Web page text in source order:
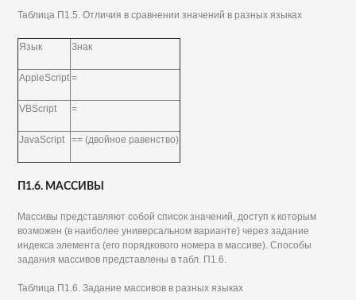
Таблица П1.5. Отличия в сравнении значений в разных языках
Язык Знак
AppleScript =
VBScript =
JavaScript == (двойное равенство)
П1.6. МАССИВЫ
Массивы представляют собой список значений, доступ к которым
возможен (в наиболее универсальном варианте) через задание
индекса элемента (его порядкового номера в массиве). Способы
задания массивов представлены в табл. П1.6.
Таблица П1.6. Задание массивов в разных языках